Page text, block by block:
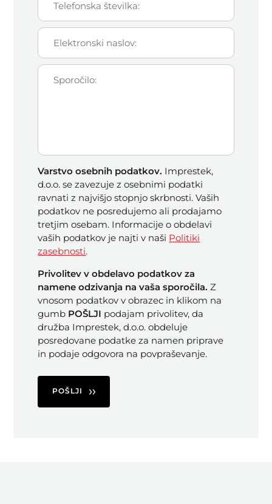
Varstvo osebnih podatkov. Imprestek,
d.o.o. se zavezuje z osebnimi podatki
ravnati z najvišjo stopnjo skrbnosti. Vaših
podatkov ne posredujemo ali prodajamo
tretjim osebam. Informacije o obdelavi
vaših podatkov je najti v naši Politiki
zasebnosti.
Privolitev v obdelavo podatkov za
namene odzivanja na vaša sporočila. Z
vnosom podatkov v obrazec in klikom na
gumb POŠLJI podajam privolitev, da
družba Imprestek, d.o.o. obdeluje
posredovane podatke za namen priprave
in podaje odgovora na povpraševanje.
POŠLJI